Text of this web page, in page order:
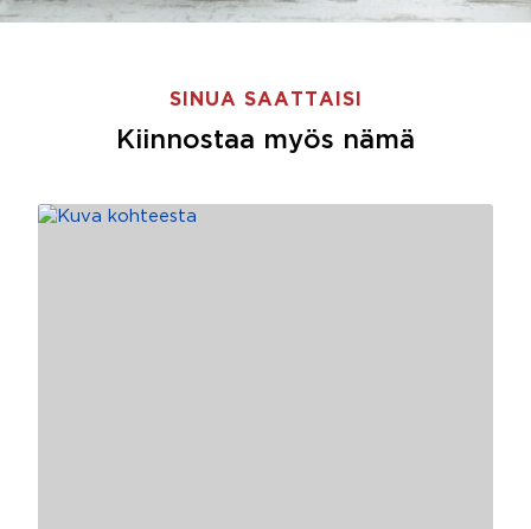
SINUA SAATTAISI
Kiinnostaa myös nämä